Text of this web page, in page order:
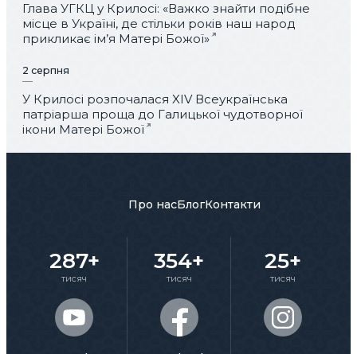
Глава УГКЦ у Крилосі: «Важко знайти подібне
місце в Україні, де стільки років наш народ
прикликає ім’я Матері Божої»
2 серпня
У Крилосі розпочалася XIV Всеукраїнська
патріарша проща до Галицької чудотворної
ікони Матері Божої
Про насБлогКонтакти
287+
тисяч
354+
тисяч
25+
тисяч